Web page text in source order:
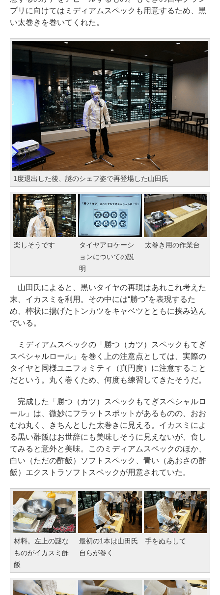
プリに向けてはミディアムスペックも用意するため、黒
い太巻きを巻いてくれた。
1度退出した後、謎のシェフ姿で再登場した山田氏
楽しそうです
タイヤアロケーシ
ョンについての説
明
太巻き用の作業台
山田氏によると、黒いタイヤの再現はあれこれ考えた
末、イカスミを利用。その中には“勝つ”を表現するた
め、棒状に揚げたトンカツをキャベツとともに挟み込ん
でいる。
ミディアムスペックの「勝つ（カツ）スペックもてぎ
スペシャルロール」を巻く上の注意点としては、実際の
タイヤと同様ユニフォミティ（真円度）に注意すること
だという。丸く巻くため、何度も練習してきたそうだ。
完成した「勝つ（カツ）スペックもてぎスペシャルロ
ール」は、微妙にフラットスポットがあるものの、おお
むね丸く、きちんとした太巻きに見える。イカスミによ
る黒い酢飯はお世辞にも美味しそうに見えないが、食し
てみると意外と美味。このミディアムスペックのほか、
白い（ただの酢飯）ソフトスペック、青い（あおさの酢
飯）エクストラソフトスペックが用意されていた。
材料。左上の謎な
ものがイカスミ酢
飯
最初の1本は山田氏
自らが巻く
手をぬらして